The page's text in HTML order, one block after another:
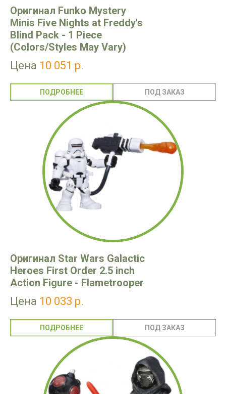
Оригинал Funko Mystery
Minis Five Nights at Freddy's
Blind Pack - 1 Piece
(Colors/Styles May Vary)
Цена 10 051 р.
ПОДРОБНЕЕ
Оригинал Star Wars Galactic
Heroes First Order 2.5 inch
Action Figure - Flametrooper
Цена 10 033 р.
ПОДРОБНЕЕ